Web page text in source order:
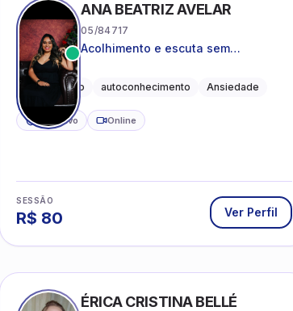
ANA BEATRIZ AVELAR
05/84717
Acolhimento e escuta sem
Acolhimento autoconhecimento Ansiedade
CRP ativo Online
SESSÃO
R$ 80 Ver Perfil
ÉRICA CRISTINA BELLÉ